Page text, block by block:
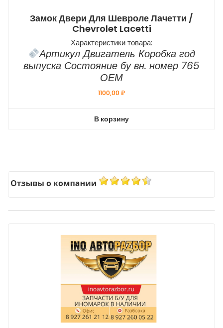
Замок Двери Для Шевроле Лачетти /
Chevrolet Lacetti
Характеристики товара:
Артикул Двигатель Коробка год
выпуска Состояние бу вн. номер 765
ОЕМ
1100,00₽
В корзину